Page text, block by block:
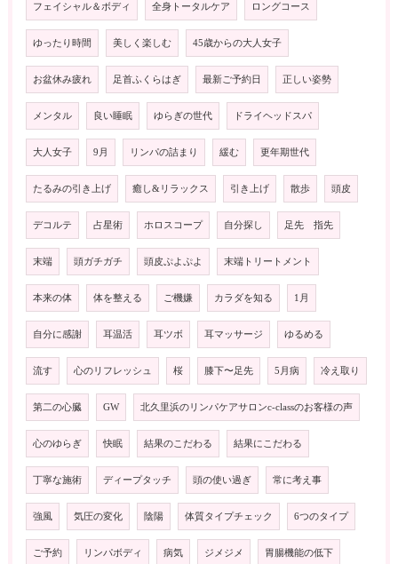
フェイシャル＆ボディ 全身トータルケア ロングコース
ゆったり時間 美しく楽しむ 45歳からの大人女子
お盆休み疲れ 足首ふくらはぎ 最新ご予約日 正しい姿勢
メンタル 良い睡眠 ゆらぎの世代 ドライヘッドスパ
大人女子 9月 リンパの詰まり 緩む 更年期世代
たるみの引き上げ 癒し&リラックス 引き上げ 散歩 頭皮
デコルテ 占星術 ホロスコープ 自分探し 足先 指先
末端 頭ガチガチ 頭皮ぷよぷよ 末端トリートメント
本来の体 体を整える ご機嫌 カラダを知る 1月
自分に感謝 耳温活 耳ツボ 耳マッサージ ゆるめる
流す 心のリフレッシュ 桜 膝下〜足先 5月病 冷え取り
第二の心臓 GW 北久里浜のリンパケアサロンc-classのお客様の声
心のゆらぎ 快眠 結果のこだわる 結果にこだわる
丁寧な施術 ディープタッチ 頭の使い過ぎ 常に考え事
強風 気圧の変化 陰陽 体質タイプチェック 6つのタイプ
ご予約 リンパボディ 病気 ジメジメ 胃腸機能の低下